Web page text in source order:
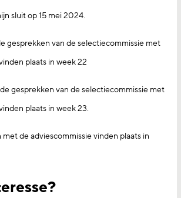
sluit op 15 mei 2024.
gesprekken van de selectiecommissie met
plaats in week 22
gesprekken van de selectiecommissie met
plaats in week 23.
de adviescommissie vinden plaats in